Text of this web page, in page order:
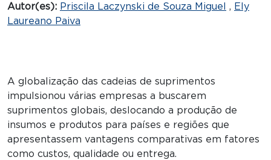
Autor(es): Priscila Laczynski de Souza Miguel , Ely
Laureano Paiva
A globalização das cadeias de suprimentos
impulsionou várias empresas a buscarem
suprimentos globais, deslocando a produção de
insumos e produtos para países e regiões que
apresentassem vantagens comparativas em fatores
como custos, qualidade ou entrega.